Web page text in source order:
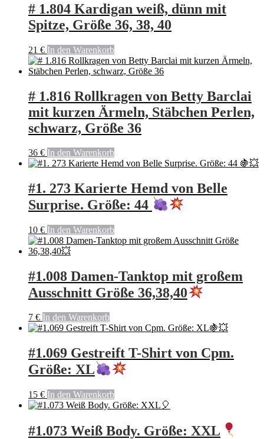
# 1.804 Kardigan weiß, dünn mit
Spitze, Größe 36, 38, 40
21 € In den Warenkorb
# 1.816 Rollkragen von Betty Barclai
mit kurzen Ärmeln, Stäbchen Perlen,
schwarz, Größe 36
36 € In den Warenkorb
#1. 273 Karierte Hemd von Belle
Surprise. Größe: 44
10 € In den Warenkorb
#1.008 Damen-Tanktop mit großem
Ausschnitt Größe 36,38,40
7 € In den Warenkorb
#1.069 Gestreift T-Shirt von Cpm.
Größe: XL
15 € In den Warenkorb
#1.073 Weiß Body. Größe: XXL